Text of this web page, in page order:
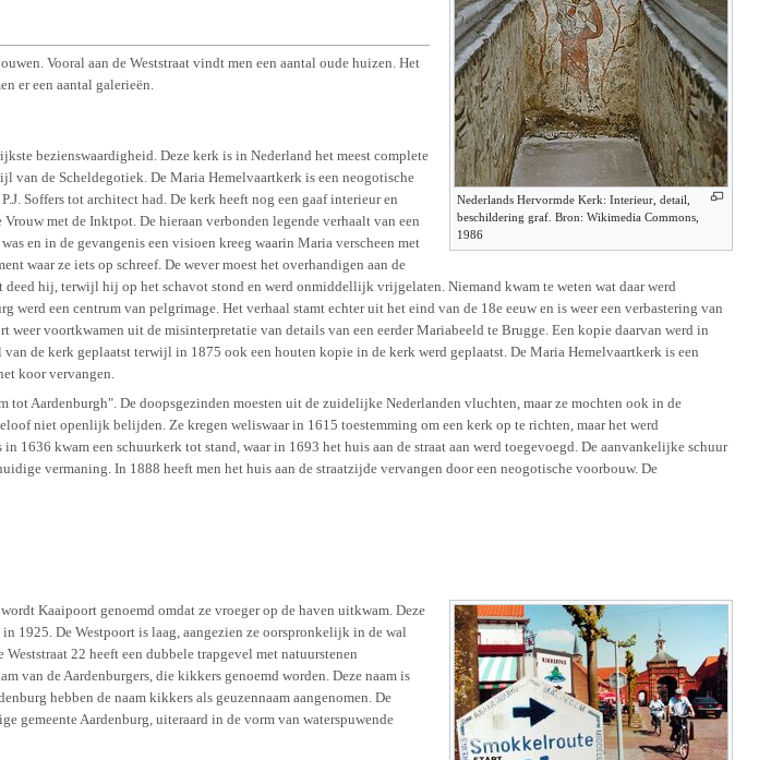
Nederlands Hervormde Kerk: Interieur, detail,
beschildering graf. Bron: Wikimedia Commons,
1986
Vooral aan de Weststraat vindt men een aantal oude huizen. Het
er een aantal galerieën.
bezienswaardigheid. Deze kerk is in Nederland het meest complete
van de Scheldegotiek. De Maria Hemelvaartkerk is een neogotische
Soffers tot architect had. De kerk heeft nog een gaaf interieur en
met de Inktpot. De hieraan verbonden legende verhaalt van een
en in de gevangenis een visioen kreeg waarin Maria verscheen met
waar ze iets op schreef. De wever moest het overhandigen aan de
deed hij, terwijl hij op het schavot stond en werd onmiddellijk vrijgelaten. Niemand kwam te weten wat daar werd
werd een centrum van pelgrimage. Het verhaal stamt echter uit het eind van de 18e eeuw en is weer een verbastering van
weer voortkwamen uit de misinterpretatie van details van een eerder Mariabeeld te Brugge. Een kopie daarvan werd in
de kerk geplaatst terwijl in 1875 ook een houten kopie in de kerk werd geplaatst. De Maria Hemelvaartkerk is een
koor vervangen.
tot Aardenburgh". De doopsgezinden moesten uit de zuidelijke Nederlanden vluchten, maar ze mochten ook in de
niet openlijk belijden. Ze kregen weliswaar in 1615 toestemming om een kerk op te richten, maar het werd
1636 kwam een schuurkerk tot stand, waar in 1693 het huis aan de straat aan werd toegevoegd. De aanvankelijke schuur
vermaning. In 1888 heeft men het huis aan de straatzijde vervangen door een neogotische voorbouw. De
Kaaipoort genoemd omdat ze vroeger op de haven uitkwam. Deze
1925. De Westpoort is laag, aangezien ze oorspronkelijk in de wal
22 heeft een dubbele trapgevel met natuurstenen
van de Aardenburgers, die kikkers genoemd worden. Deze naam is
hebben de naam kikkers als geuzennaam aangenomen. De
gemeente Aardenburg, uiteraard in de vorm van waterspuwende